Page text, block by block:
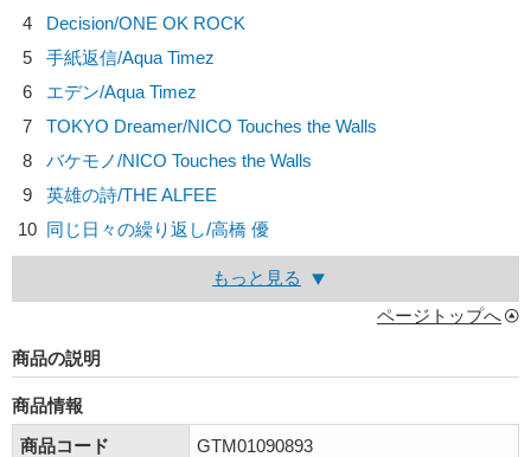
4
Decision/ONE OK ROCK
5
手紙返信/Aqua Timez
6
エデン/Aqua Timez
7
TOKYO Dreamer/NICO Touches the Walls
8
バケモノ/NICO Touches the Walls
9
英雄の詩/THE ALFEE
10 同じ日々の繰り返し/高橋 優
もっと見る
ページトップへ
商品の説明
商品情報
商品コード
GTM01090893